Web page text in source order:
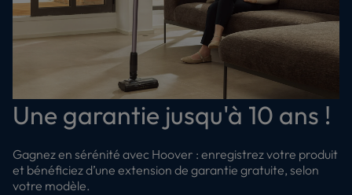
Une garantie jusqu'à 10 ans !
Gagnez en sérénité avec Hoover : enregistrez votre produit
et bénéficiez d’une extension de garantie gratuite, selon
votre modèle.